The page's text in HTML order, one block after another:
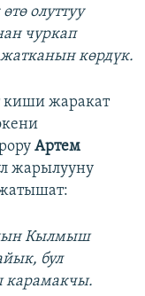
олуттуу
чуркап
көрдүк.
киши жаракат
Артем
жарылууну
жатышат:
Кылмыш
бул
карамакчы.